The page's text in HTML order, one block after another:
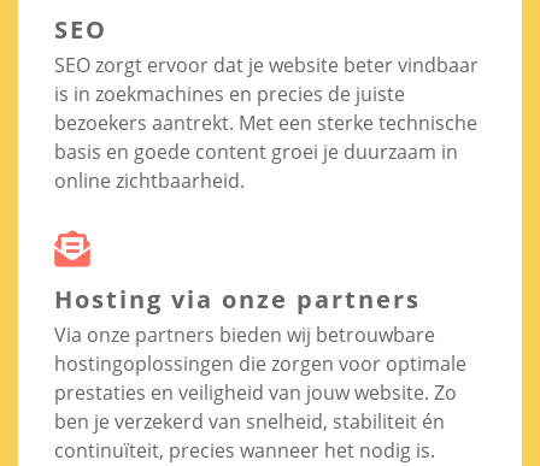
SEO
SEO zorgt ervoor dat je website beter vindbaar
is in zoekmachines en precies de juiste
bezoekers aantrekt. Met een sterke technische
basis en goede content groei je duurzaam in
online zichtbaarheid.
Hosting via onze partners
Via onze partners bieden wij betrouwbare
hostingoplossingen die zorgen voor optimale
prestaties en veiligheid van jouw website. Zo
ben je verzekerd van snelheid, stabiliteit én
continuïteit, precies wanneer het nodig is.